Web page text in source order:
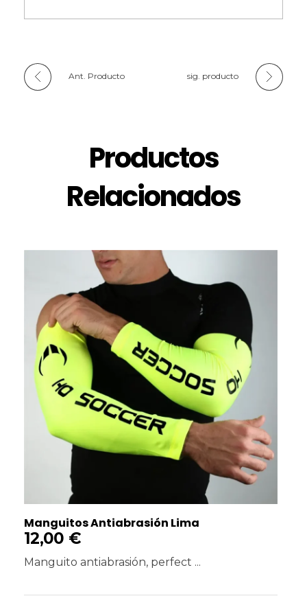
Ant. Producto sig. producto
Productos
Relacionados
Manguitos Antiabrasión Lima
12,00 €
Manguito antiabrasión, perfect ...